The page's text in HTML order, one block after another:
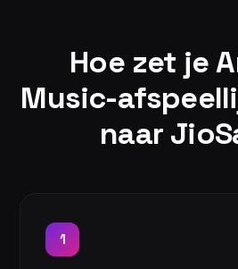
Hoe zet je
Music-
naar
1